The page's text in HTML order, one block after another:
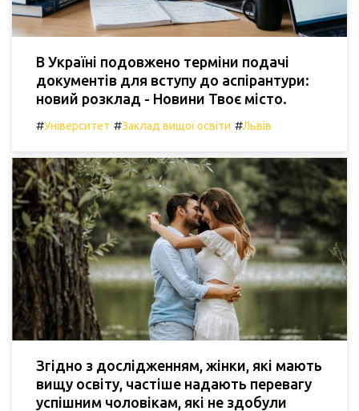
В Україні подовжено терміни подачі
документів для вступу до аспірантури:
новий розклад - Новини Твоє місто.
#Університет #Заклад вищої освіти #Львів
Згідно з дослідженням, жінки, які мають
вищу освіту, частіше надають перевагу
успішним чоловікам, які не здобули